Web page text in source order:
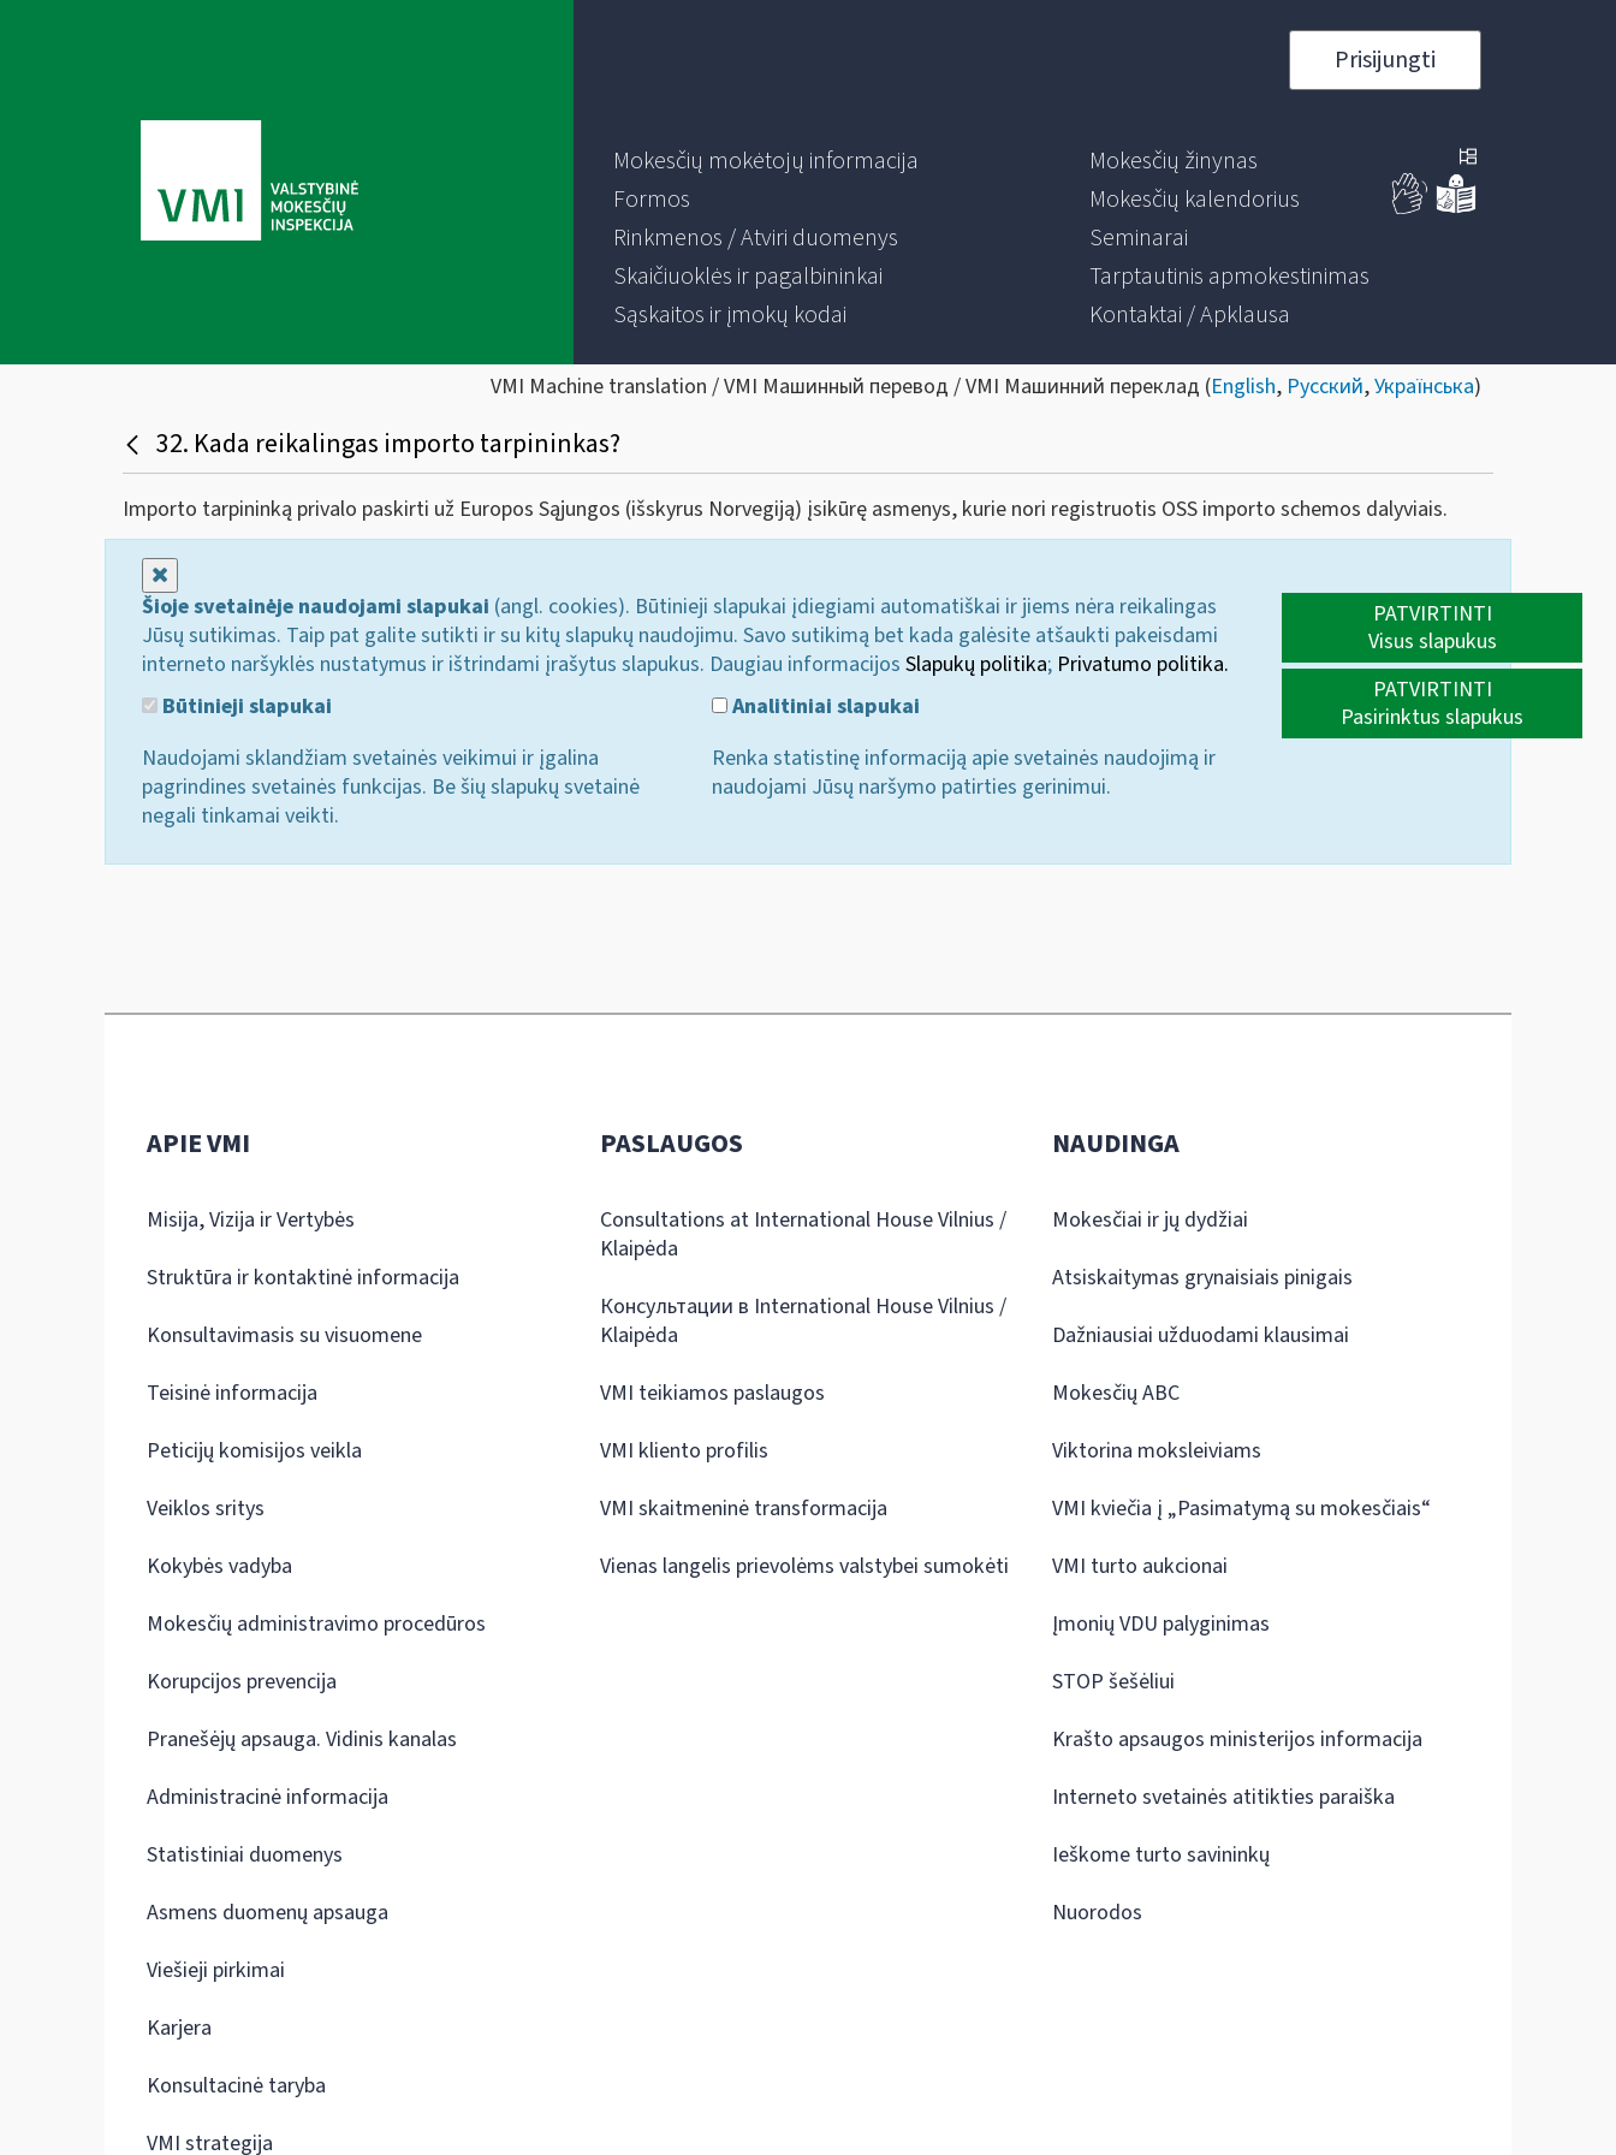
Prisijungti
Mokesčių mokėtojų informacija
Formos
Rinkmenos / Atviri duomenys
Skaičiuoklės ir pagalbininkai
Sąskaitos ir įmokų kodai
Mokesčių žinynas
Mokesčių kalendorius
Seminarai
Tarptautinis apmokestinimas
Kontaktai / Apklausa
VMI Machine translation / VMI Машинный перевод / VMI Машинний переклад (English, Русский,Українська)
32. Kada reikalingas importo tarpininkas?
Importo tarpininką privalo paskirti už Europos Sąjungos (išskyrus Norvegiją) įsikūrę asmenys, kurie nori registruotis OSS importo schemos dalyviais.
Šioje svetainėje naudojami slapukai (angl. cookies). Būtinieji slapukai įdiegiami automatiškai ir jiems nėra reikalingas
Jūsų sutikimas. Taip pat galite sutikti ir su kitų slapukų naudojimu. Savo sutikimą bet kada galėsite atšaukti pakeisdami
interneto naršyklės nustatymus ir ištrindami įrašytus slapukus. Daugiau informacijos Slapukų politika; Privatumo politika.
Būtinieji slapukai
Naudojami sklandžiam svetainės veikimui ir įgalina
pagrindines svetainės funkcijas. Be šių slapukų svetainė
negali tinkamai veikti.
Analitiniai slapukai
Renka statistinę informaciją apie svetainės naudojimą ir
naudojami Jūsų naršymo patirties gerinimui.
PATVIRTINTI
Visus slapukus
PATVIRTINTI
Pasirinktus slapukus
APIE VMI
Misija, Vizija ir Vertybės
Struktūra ir kontaktinė informacija
Konsultavimasis su visuomene
Teisinė informacija
Peticijų komisijos veikla
Veiklos sritys
Kokybės vadyba
Mokesčių administravimo procedūros
Korupcijos prevencija
Pranešėjų apsauga. Vidinis kanalas
Administracinė informacija
Statistiniai duomenys
Asmens duomenų apsauga
Viešieji pirkimai
Karjera
Konsultacinė taryba
VMI strategija
PASLAUGOS
Consultations at International House Vilnius /
Klaipėda
Консультации в International House Vilnius /
Klaipėda
VMI teikiamos paslaugos
VMI kliento profilis
VMI skaitmeninė transformacija
Vienas langelis prievolėms valstybei sumokėti
NAUDINGA
Mokesčiai ir jų dydžiai
Atsiskaitymas grynaisiais pinigais
Dažniausiai užduodami klausimai
Mokesčių ABC
Viktorina moksleiviams
VMI kviečia į „Pasimatymą su mokesčiais“
VMI turto aukcionai
Įmonių VDU palyginimas
STOP šešėliui
Krašto apsaugos ministerijos informacija
Interneto svetainės atitikties paraiška
Ieškome turto savininkų
Nuorodos